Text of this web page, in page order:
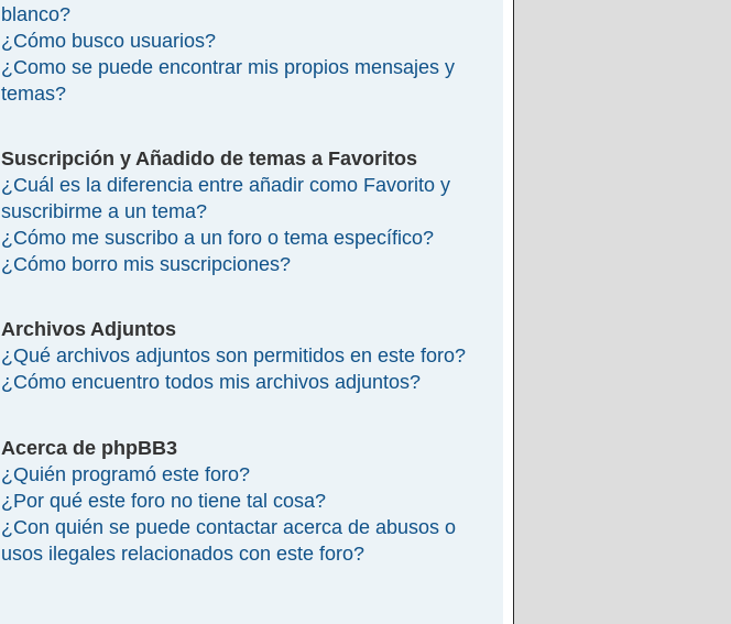
blanco?
¿Cómo busco usuarios?
¿Como se puede encontrar mis propios mensajes y
temas?
Suscripción y Añadido de temas a Favoritos
¿Cuál es la diferencia entre añadir como Favorito y
suscribirme a un tema?
¿Cómo me suscribo a un foro o tema específico?
¿Cómo borro mis suscripciones?
Archivos Adjuntos
¿Qué archivos adjuntos son permitidos en este foro?
¿Cómo encuentro todos mis archivos adjuntos?
Acerca de phpBB3
¿Quién programó este foro?
¿Por qué este foro no tiene tal cosa?
¿Con quién se puede contactar acerca de abusos o
usos ilegales relacionados con este foro?